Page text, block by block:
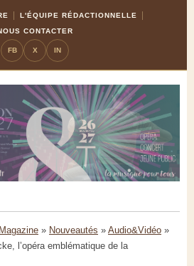
L'ÉQUIPE RÉDACTIONNELLE
CONTACTER
FB X IN
» Nouveautés » Audio&Vidéo »
l’opéra emblématique de la